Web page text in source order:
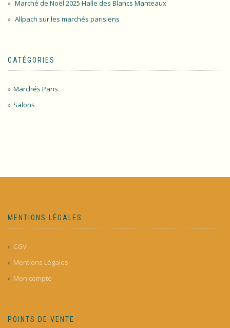
Marché de Noël 2025 Halle des Blancs Manteaux
Allpach sur les marchés parisiens
CATÉGORIES
Marchés Paris
Salons
MENTIONS LÉGALES
CGV
Mentions Légales
Mon compte
POINTS DE VENTE